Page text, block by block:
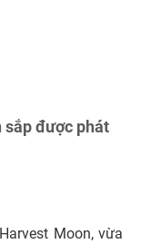
sắp được phát
Moon, vừa